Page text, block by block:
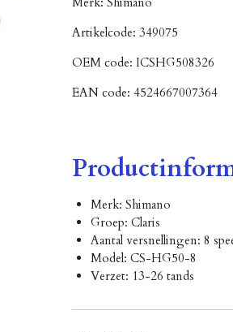
Artikelcode: 349075
OEM code: ICSHG508326
EAN code: 4524667007364
Merk: Shimano
Groep: Claris
Aantal versnellingen: 8
Model: CS-HG50-8
Verzet: 13-26 tands